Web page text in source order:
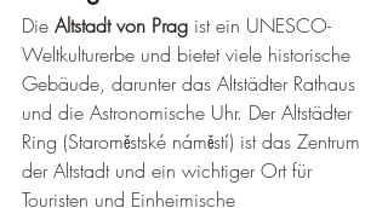
Die Altstadt von Prag ist ein UNESCO-
Weltkulturerbe und bietet viele historische
Gebäude, darunter das Altstädter Rathaus
und die Astronomische Uhr. Der Altstädter
Ring (Staroměstské náměstí) ist das Zentrum
der Altstadt und ein wichtiger Ort für
Touristen und Einheimische